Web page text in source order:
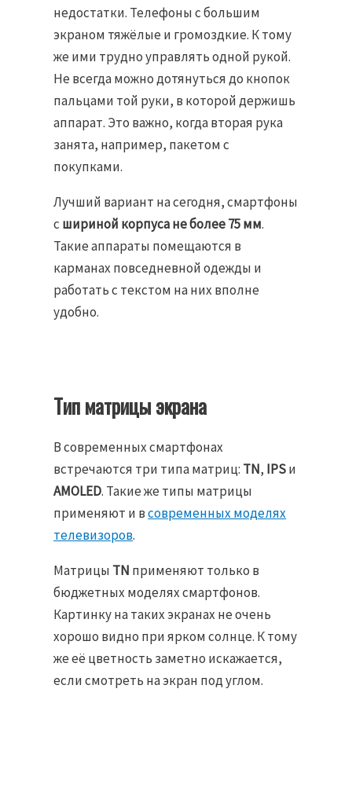
недостатки. Телефоны с большим
экраном тяжёлые и громоздкие. К тому
же ими трудно управлять одной рукой.
Не всегда можно дотянуться до кнопок
пальцами той руки, в которой держишь
аппарат. Это важно, когда вторая рука
занята, например, пакетом с
покупками.
Лучший вариант на сегодня, смартфоны
с шириной корпуса не более 75 мм.
Такие аппараты помещаются в
карманах повседневной одежды и
работать с текстом на них вполне
удобно.
Тип матрицы экрана
В современных смартфонах
встречаются три типа матриц: TN, IPSи
AMOLED. Такие же типы матрицы
применяют и всовременных моделях
телевизоров.
Матрицы TN применяют только в
бюджетных моделях смартфонов.
Картинку на таких экранах не очень
хорошо видно при ярком солнце. К тому
же её цветность заметно искажается,
если смотреть на экран под углом.